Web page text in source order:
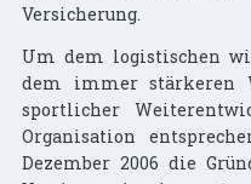
Versicherung.
Um dem logistischen
dem immer stärkeren
sportlicher
Organisation
Dezember 2006 die